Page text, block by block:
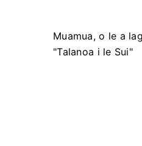
Muamua, o le a
"Talanoa i le Sui"